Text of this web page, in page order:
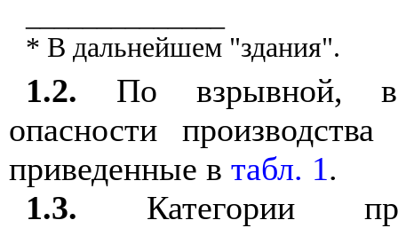
* В дальнейшем "здания".
1.2. По взрывной,
опасности
приведенные в табл. 1.
1.3. Категории